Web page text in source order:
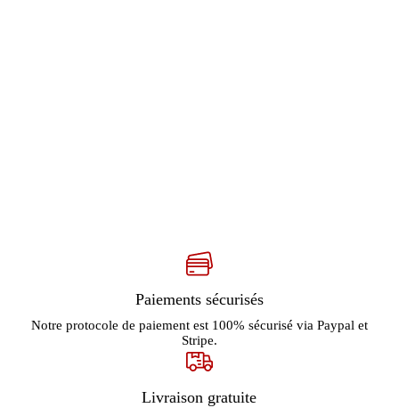
Paiements sécurisés
Notre protocole de paiement est 100% sécurisé via Paypal et
Stripe.
Livraison gratuite